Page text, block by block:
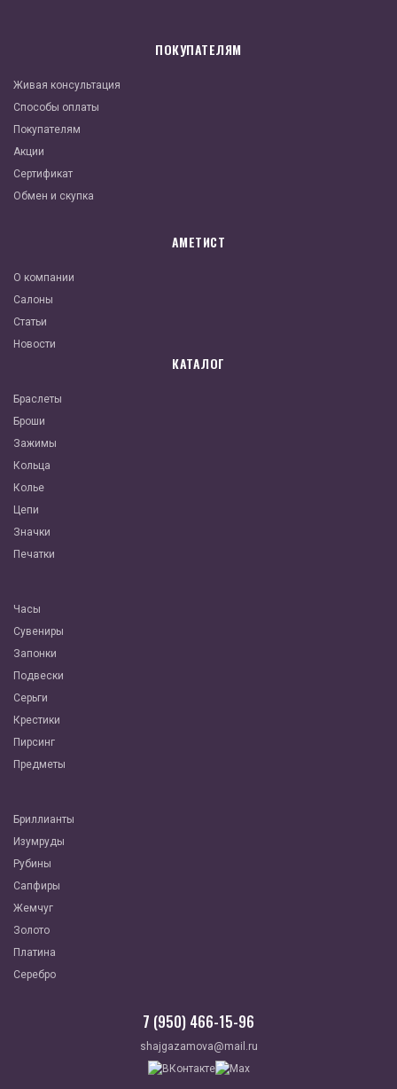
ПОКУПАТЕЛЯМ
Живая консультация
Способы оплаты
Покупателям
Акции
Сертификат
Обмен и скупка
АМЕТИСТ
О компании
Салоны
Статьи
Новости
КАТАЛОГ
Браслеты
Броши
Зажимы
Кольца
Колье
Цепи
Значки
Печатки
Часы
Сувениры
Запонки
Подвески
Серьги
Крестики
Пирсинг
Предметы
Бриллианты
Изумруды
Рубины
Сапфиры
Жемчуг
Золото
Платина
Серебро
7 (950) 466-15-96
shajgazamova@mail.ru